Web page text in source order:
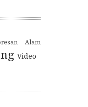
Alam
Video